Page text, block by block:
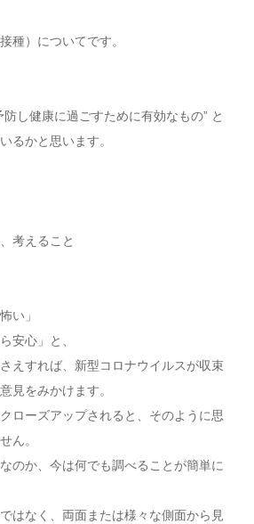
種）についてです。
し健康に過ごすために有効なもの” と
るかと思います。
考えること
い」
安心」と、
えすれば、新型コロナウイルスが収束
見をみかけます。
ローズアップされると、そのように思
ん。
のか、今は何でも調べることが簡単に
はなく、両面または様々な側面から見